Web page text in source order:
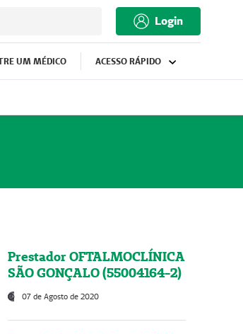
Login
UM MÉDICO ACESSO RÁPIDO
Prestador OFTALMOCLÍNICA
SÃO GONÇALO (55004164-2)
07 de Agosto de 2020